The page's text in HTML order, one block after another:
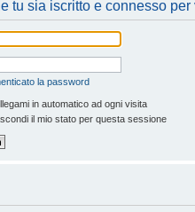
tu sia iscritto e connesso
la password
in automatico ad ogni visita
il mio stato per questa sessione